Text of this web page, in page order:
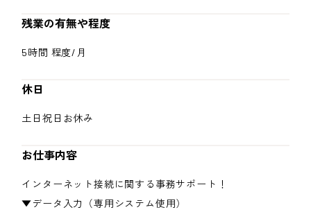
残業の有無や程度
5時間 程度/月
休日
土日祝日お休み
お仕事内容
インターネット接続に関する事務サポート！
▼データ入力（専用システム使用）